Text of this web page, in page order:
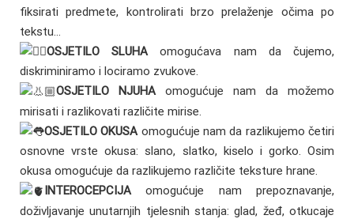
fiksirati predmete, kontrolirati brzo prelaženje očima po
tekstu…
OSJETILO SLUHAomogućava nam da čujemo,
diskriminiramo i lociramo zvukove.
OSJETILO NJUHAomogućuje nam da možemo
mirisati i razlikovati različite mirise.
OSJETILO OKUSAomogućuje nam da razlikujemo četiri
osnovne vrste okusa: slano, slatko, kiselo i gorko. Osim
okusa omogućuje da razlikujemo različite teksture hrane.
INTEROCEPCIJAomogućuje nam prepoznavanje,
doživljavanje unutarnjih tjelesnih stanja: glad, žeđ, otkucaje